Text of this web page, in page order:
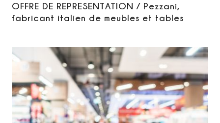
OFFRE DE REPRESENTATION / Pezzani,
fabricant italien de meubles et tables